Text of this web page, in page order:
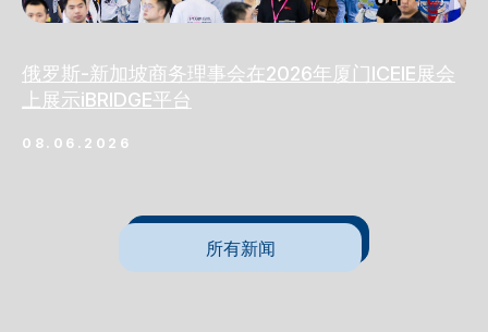
俄罗斯-新加坡商务理事会在2026年厦门ICEIE展会
上展示iBRIDGE平台
08.06.2026
所有新闻